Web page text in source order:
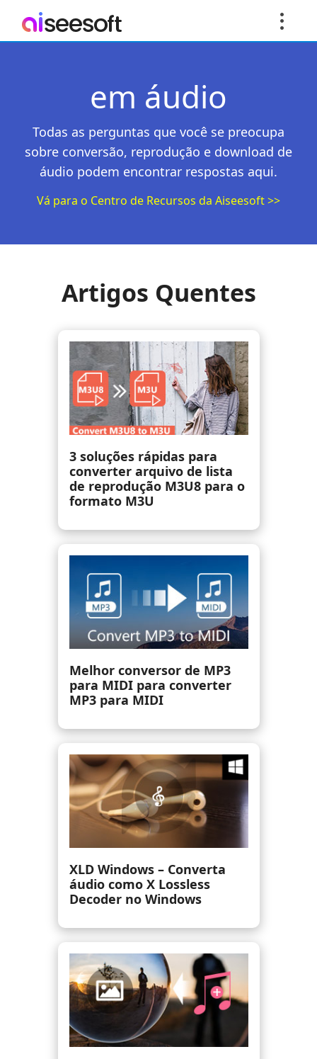
em áudio
Todas as perguntas que você se preocupa
sobre conversão, reprodução e download de
áudio podem encontrar respostas aqui.
Vá para o Centro de Recursos da Aiseesoft >>
Artigos Quentes
Como misturar músicas em
3 etapas simples [com
imagens]
interno no Mac [Compatível
com Mac Sequoia]
para reproduzir arquivos
WAV livremente